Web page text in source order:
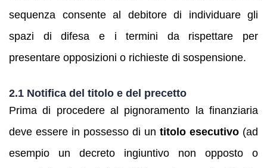
sequenza consente al debitore di individuare gli
spazi di difesa e i termini da rispettare per
presentare opposizioni o richieste di sospensione.
2.1 Notifica del titolo e del precetto
Prima di procedere al pignoramento la finanziaria
deve essere in possesso di un titolo esecutivo (ad
esempio un decreto ingiuntivo non opposto o